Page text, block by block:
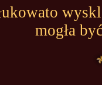
mogła